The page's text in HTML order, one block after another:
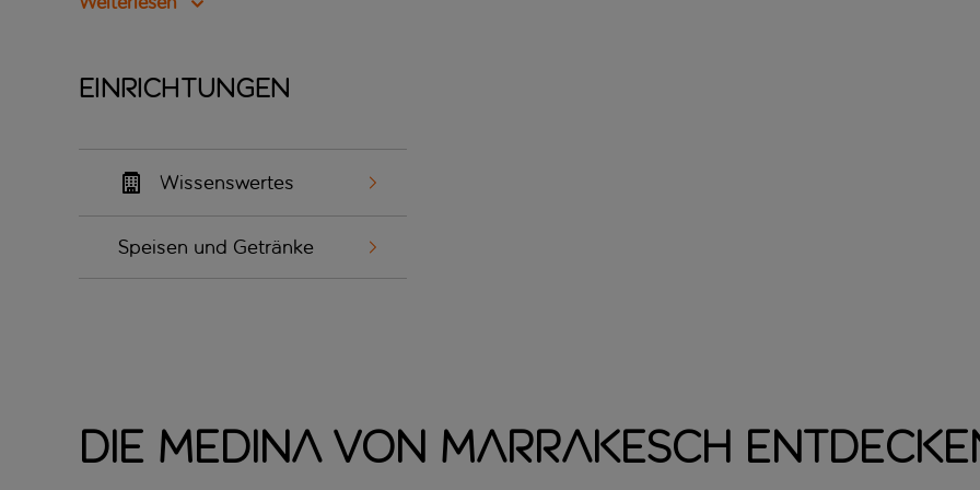
Einrichtungen
Wissenswertes
Speisen und Getränke
Die Medina von Marrakesch